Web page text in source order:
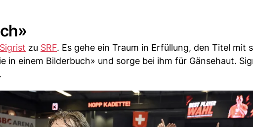
zu SRF. Es gehe ein Traum in Erfüllung, den Titel mit
in einem Bilderbuch» und sorge bei ihm für Gänsehaut.
.